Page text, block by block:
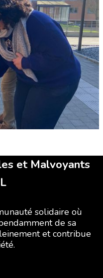
et Malvoyants
solidaire où
de sa
et contribue